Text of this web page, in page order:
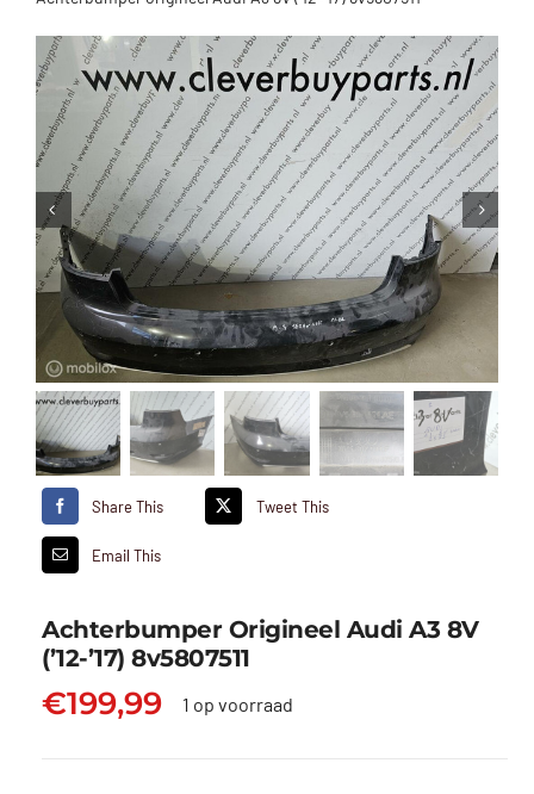
Share This Tweet This
Email This
Achterbumper Origineel Audi A3 8V
(’12-’17) 8v5807511
€199,99 1 op voorraad